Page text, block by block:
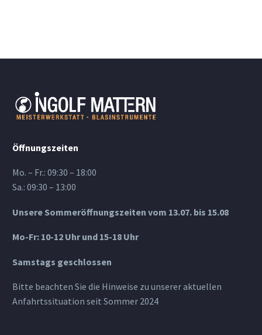
Öffnungszeiten
Mo. – Fr.: 09:30 – 18:00
Sa.: 09:30 – 13:00
Unsere Sommeröffnungszeiten vom 13.07. bis 15.08
Mo-Fr: 10-12 Uhr und 15-18 Uhr
Samstags geschlossen
Bitte beachten Sie die Hinweise zu unserer aktuellen
Anfahrtssituation seit Sommer 2024